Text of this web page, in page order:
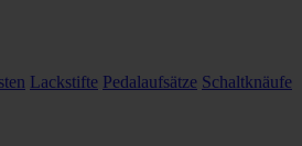
Lackstifte Pedalaufsätze Schaltknäufe